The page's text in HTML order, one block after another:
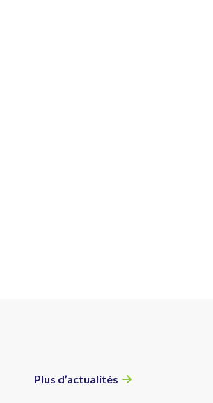
Plus d’actualités